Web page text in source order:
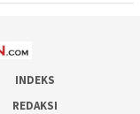
INDEKS
REDAKSI